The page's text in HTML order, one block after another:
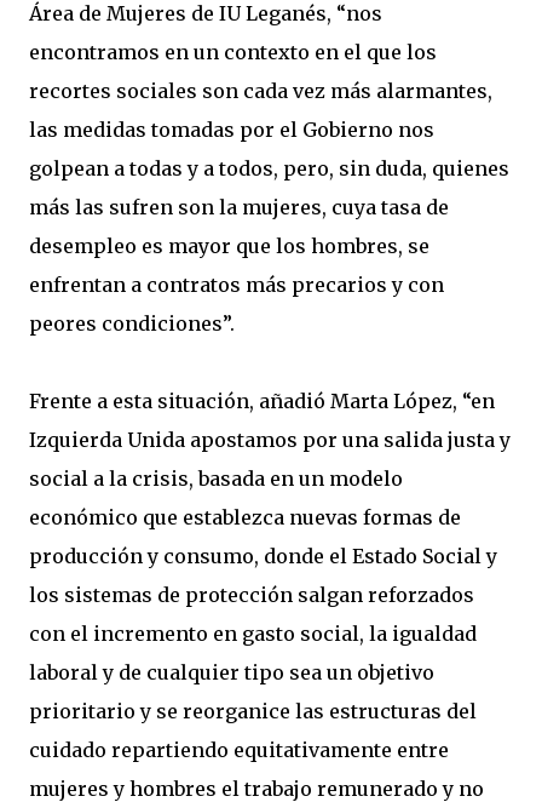
Área de Mujeres de IU Leganés, “nos
encontramos en un contexto en el que los
recortes sociales son cada vez más alarmantes,
las medidas tomadas por el Gobierno nos
golpean a todas y a todos, pero, sin duda, quienes
más las sufren son la mujeres, cuya tasa de
desempleo es mayor que los hombres, se
enfrentan a contratos más precarios y con
peores condiciones”.
Frente a esta situación, añadió Marta López, “en
Izquierda Unida apostamos por una salida justa y
social a la crisis, basada en un modelo
económico que establezca nuevas formas de
producción y consumo, donde el Estado Social y
los sistemas de protección salgan reforzados
con el incremento en gasto social, la igualdad
laboral y de cualquier tipo sea un objetivo
prioritario y se reorganice las estructuras del
cuidado repartiendo equitativamente entre
mujeres y hombres el trabajo remunerado y no